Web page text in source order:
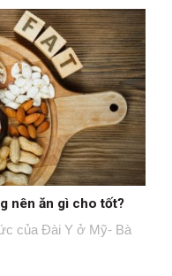
nên ăn gì cho tốt?
của Đài Y ở Mỹ- Bà